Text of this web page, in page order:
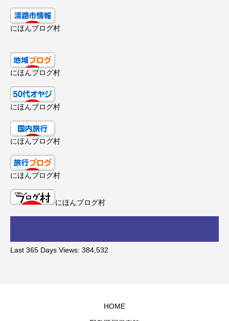
にほんブログ村
にほんブログ村
にほんブログ村
にほんブログ村
にほんブログ村
にほんブログ村
Last 365 Days Views: 384,532
HOME